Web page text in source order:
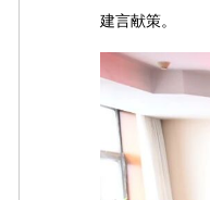
建言献策。